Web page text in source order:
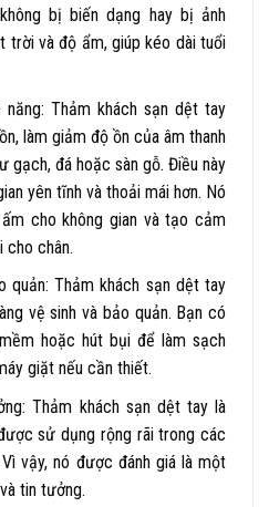
bị biến dạng hay bị ảnh
trời và độ ẩm, giúp kéo dài tuổi
Thảm khách sạn dệt tay
làm giảm độ ồn của âm thanh
gạch, đá hoặc sàn gỗ. Điều này
yên tĩnh và thoải mái hơn. Nó
cho không gian và tạo cảm
cho chân.
quản: Thảm khách sạn dệt tay
vệ sinh và bảo quản. Bạn có
hoặc hút bụi để làm sạch
giặt nếu cần thiết.
Thảm khách sạn dệt tay là
sử dụng rộng rãi trong các
vậy, nó được đánh giá là một
tin tưởng.